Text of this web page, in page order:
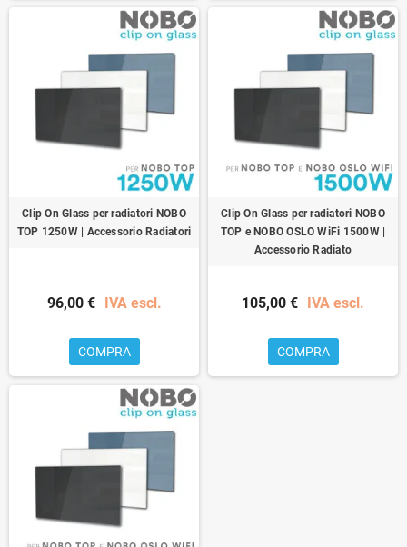
Clip On Glass per radiatori NOBO
TOP 1250W | Accessorio Radiatori
96,00 € IVA escl.
COMPRA
Clip On Glass per radiatori NOBO
TOP e NOBO OSLO WiFi 1500W |
Accessorio Radiato
105,00 € IVA escl.
COMPRA